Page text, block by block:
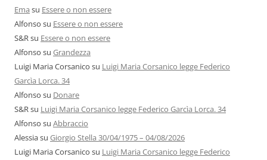
Ema su Essere o non essere
Alfonso su Essere o non essere
S&Rsu Essere o non essere
Alfonso su Grandezza
Luigi Maria Corsanico su Luigi Maria Corsanico legge Federico
Garcìa Lorca. 34
Alfonso su Donare
S&Rsu Luigi Maria Corsanico legge Federico Garcìa Lorca. 34
Alfonso su Abbraccio
Alessiasu Giorgio Stella 30/04/1975 – 04/08/2026
Luigi Maria Corsanico su Luigi Maria Corsanico legge Federico